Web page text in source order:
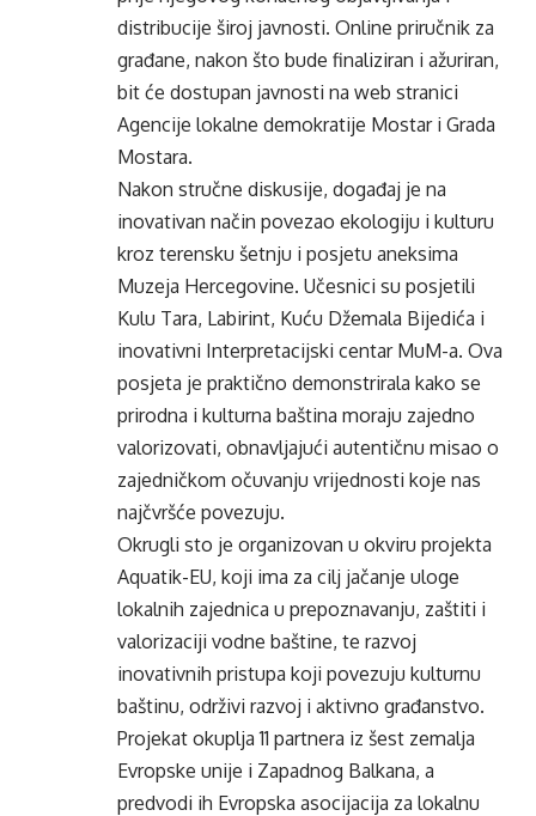
distribucije široj javnosti. Online priručnik za
građane, nakon što bude finaliziran i ažuriran,
bit će dostupan javnosti na web stranici
Agencije lokalne demokratije Mostar i Grada
Mostara.
Nakon stručne diskusije, događaj je na
inovativan način povezao ekologiju i kulturu
kroz terensku šetnju i posjetu aneksima
Muzeja Hercegovine. Učesnici su posjetili
Kulu Tara, Labirint, Kuću Džemala Bijedića i
inovativni Interpretacijski centar MuM-a. Ova
posjeta je praktično demonstrirala kako se
prirodna i kulturna baština moraju zajedno
valorizovati, obnavljajući autentičnu misao o
zajedničkom očuvanju vrijednosti koje nas
najčvršće povezuju.
Okrugli sto je organizovan u okviru projekta
Aquatik-EU, koji ima za cilj jačanje uloge
lokalnih zajednica u prepoznavanju, zaštiti i
valorizaciji vodne baštine, te razvoj
inovativnih pristupa koji povezuju kulturnu
baštinu, održivi razvoj i aktivno građanstvo.
Projekat okuplja 11 partnera iz šest zemalja
Evropske unije i Zapadnog Balkana, a
predvodi ih Evropska asocijacija za lokalnu